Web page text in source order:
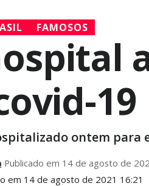
FAMOSOS
19
ontem para
em 14 de agosto de 2021 16:21
Publicado em 14 de agosto de